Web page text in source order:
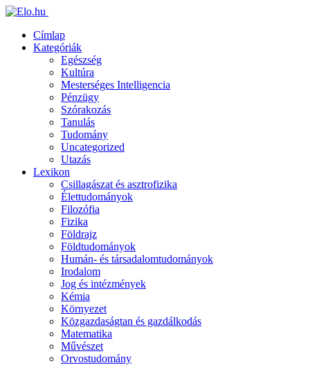
Címlap
Kategóriák
Egészség
Kultúra
Mesterséges Intelligencia
Pénzügy
Szórakozás
Tanulás
Tudomány
Uncategorized
Utazás
Lexikon
Csillagászat és asztrofizika
Élettudományok
Filozófia
Fizika
Földrajz
Földtudományok
Humán- és társadalomtudományok
Irodalom
Jog és intézmények
Kémia
Környezet
Közgazdaságtan és gazdálkodás
Matematika
Művészet
Orvostudomány